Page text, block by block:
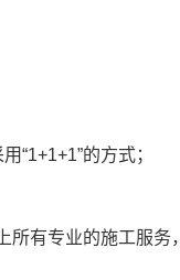
“1+1+1”的方式；
所有专业的施工服